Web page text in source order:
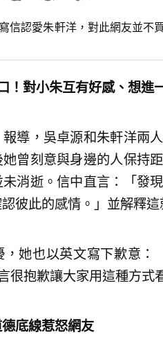
信認愛朱軒洋，對此網友並不
！對小朱互有好感、想進
導，吳卓源和朱軒洋兩
曾刻意與身邊的人保持
消逝。信中直言：「發
彼此的感情。」並解釋
她也以英文寫下歉意：
很抱歉讓大家用這種方式
底線惹怒網友